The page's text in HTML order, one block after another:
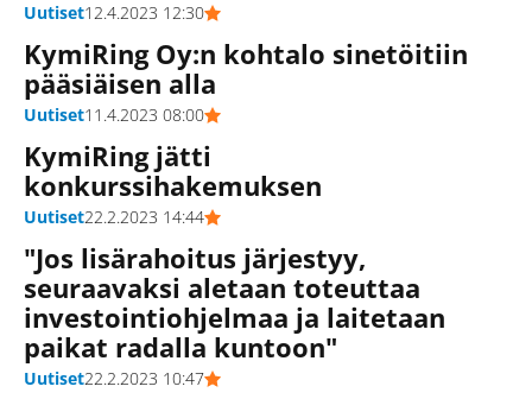
Uutiset12.4.2023 12:30
KymiRing Oy:n kohtalo sinetöitiin
pääsiäisen alla
Uutiset11.4.2023 08:00
KymiRing jätti
konkurssihakemuksen
Uutiset22.2.2023 14:44
"Jos lisärahoitus järjestyy,
seuraavaksi aletaan toteuttaa
investointiohjelmaa ja laitetaan
paikat radalla kuntoon"
Uutiset22.2.2023 10:47